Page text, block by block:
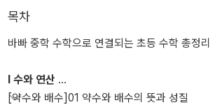
수학은 계통성이 강한 과목으로, 초등 수학부터
수학 먼저 정리하고 넘어가야 중학생 때 수포자
‘바빠 초등 수학 총정리’는 바쁜 예비 중1을 위해
되는 초등 수학만 골라 구성한 책이다. 중학 수
목차
바빠 중학 수학으로 연결되는 초등 수학 총정리
Ⅰ 수와 연산
[약수와 배수]01 약수와 배수의 뜻과 성질